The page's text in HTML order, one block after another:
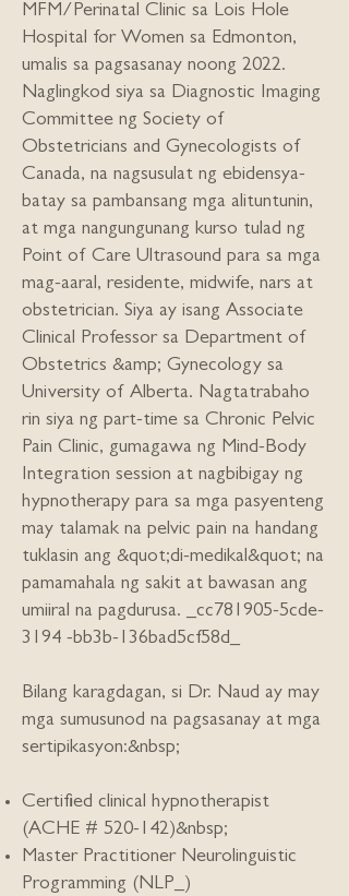
MFM/Perinatal Clinic sa Lois Hole
Hospital for Women sa Edmonton,
umalis sa pagsasanay noong 2022.
Naglingkod siya sa Diagnostic Imaging
Committee ng Society of
Obstetricians and Gynecologists of
Canada, na nagsusulat ng ebidensya-
batay sa pambansang mga alituntunin,
at mga nangungunang kurso tulad ng
Point of Care Ultrasound para sa mga
mag-aaral, residente, midwife, nars at
obstetrician. Siya ay isang Associate
Clinical Professor sa Department of
Obstetrics &amp; Gynecology sa
University of Alberta. Nagtatrabaho
rin siya ng part-time sa Chronic Pelvic
Pain Clinic, gumagawa ng Mind-Body
Integration session at nagbibigay ng
hypnotherapy para sa mga pasyenteng
may talamak na pelvic pain na handang
tuklasin ang &quot;di-medikal&quot; na
pamamahala ng sakit at bawasan ang
umiiral na pagdurusa. _cc781905-5cde-
3194 -bb3b-136bad5cf58d_
Bilang karagdagan, si Dr. Naud ay may
mga sumusunod na pagsasanay at mga
sertipikasyon:&nbsp;
Certified clinical hypnotherapist
(ACHE # 520-142)&nbsp;
Master Practitioner Neurolinguistic
Programming (NLP_)